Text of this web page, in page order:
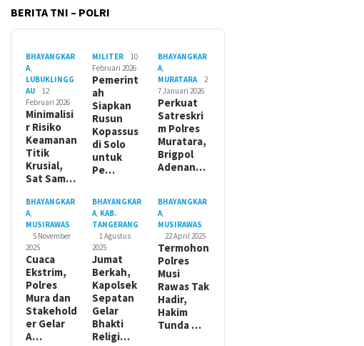
BERITA TNI – POLRI
BHAYANGKAR
A,
LUBUKLINGG
AU
12
Februari 2026
Minimalisi
r Risiko
Keamanan
Titik
Krusial,
Sat Sam…
MILITER
10
Februari 2026
Pemerint
ah
Siapkan
Rusun
Kopassus
di Solo
untuk
Pe…
BHAYANGKAR
A,
MURATARA
2
7 Januari 2026
Perkuat
Satreskri
m Polres
Muratara,
Brigpol
Adenan…
BHAYANGKAR
A,
MUSIRAWAS
5 November
2025
Cuaca
Ekstrim,
Polres
Mura dan
Stakehold
er Gelar
A…
BHAYANGKAR
A, KAB.
TANGERANG
1 Agustus
2025
Jumat
Berkah,
Kapolsek
Sepatan
Gelar
Bhakti
Religi…
BHAYANGKAR
A,
MUSIRAWAS
22 April 2025
Termohon
Polres
Musi
Rawas Tak
Hadir,
Hakim
Tunda …